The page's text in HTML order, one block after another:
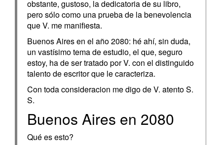
obstante, gustoso, la dedicatoria de su libro,
pero sólo como una prueba de la benevolencia
que V. me manifiesta.
Buenos Aires en el año 2080: hé ahí, sin duda,
un vastísimo tema de estudio, el que, seguro
estoy, ha de ser tratado por V. con el distinguido
talento de escritor que le caracteriza.
Con toda consideracion me digo de V. atento S.
S.
Buenos Aires en 2080
Qué es esto?